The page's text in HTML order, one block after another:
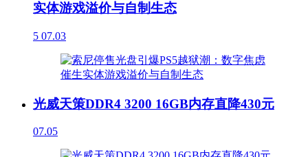
实体游戏溢价与自制生态
5 07.03
光威天策DDR4 3200 16GB内存直降430元
07.05